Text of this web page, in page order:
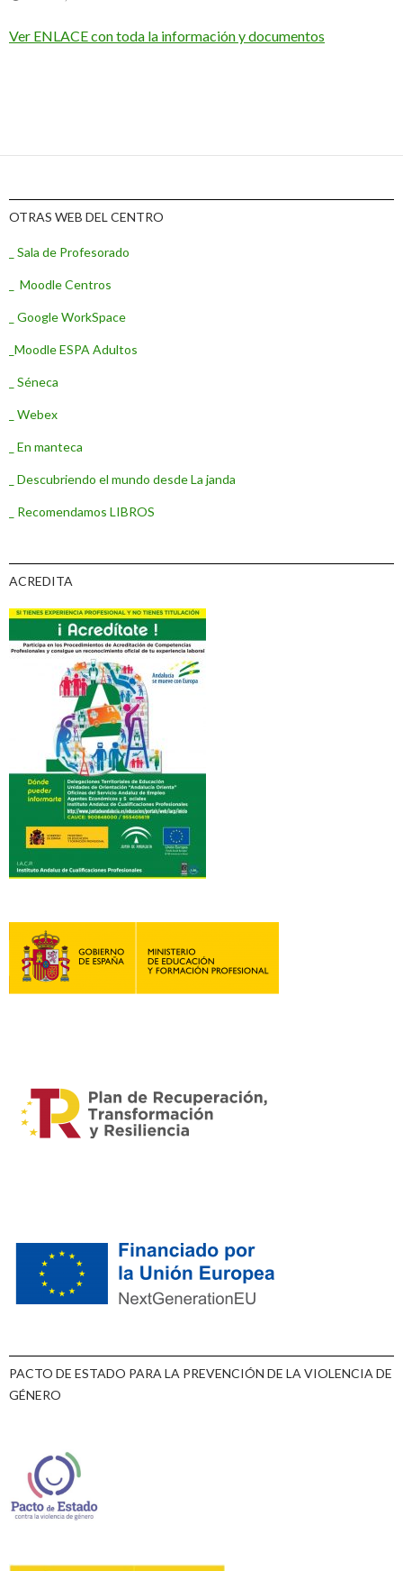
Ver ENLACE con toda la información y documentos
OTRAS WEB DEL CENTRO
_ Sala de Profesorado
_ Moodle Centros
_ Google WorkSpace
_Moodle ESPA Adultos
_ Séneca
_ Webex
_ En manteca
_ Descubriendo el mundo desde La janda
_ Recomendamos LIBROS
ACREDITA
PACTO DE ESTADO PARA LA PREVENCIÓN DE LA VIOLENCIA DE
GÉNERO